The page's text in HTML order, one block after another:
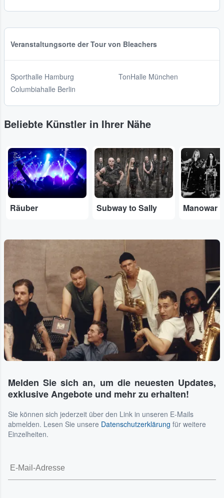
Veranstaltungsorte der Tour von Bleachers
Sporthalle Hamburg
Columbiahalle Berlin
TonHalle München
Beliebte Künstler in Ihrer Nähe
Adobe Stock
Räuber
...
Subway to Sally
...
Manowar
Melden Sie sich an, um die neuesten Updates,
exklusive Angebote und mehr zu erhalten!
Sie können sich jederzeit über den Link in unseren E-Mails
abmelden. Lesen Sie unsere Datenschutzerklärung für weitere
Einzelheiten.